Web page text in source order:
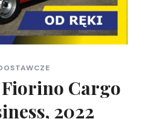
Cargo
2022